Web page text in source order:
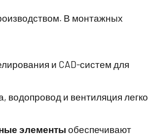
В монтажных
и CAD-систем для
водопровод и вентиляция легко
элементы обеспечивают